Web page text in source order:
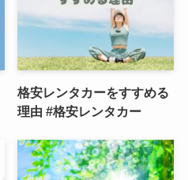
格安レンタカーをすすめる
理由 #格安レンタカー